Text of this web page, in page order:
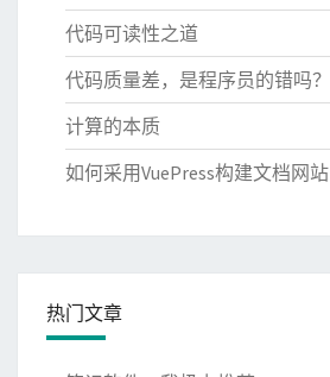
代码可读性之道
代码质量差，是程序员的错吗？
计算的本质
如何采用VuePress构建文档网站
热门文章